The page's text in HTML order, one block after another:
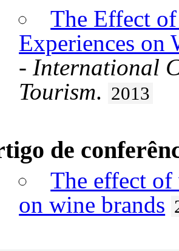
The Effect
Experiences on
- International
Tourism. 2013
de
The effect of
on wine brands